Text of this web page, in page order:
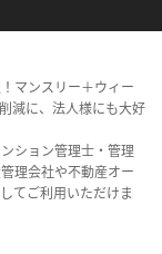
マンスリー＋ウィー
減に、法人様にも大好
ション管理士・管理
理会社や不動産オー
てご利用いただけま